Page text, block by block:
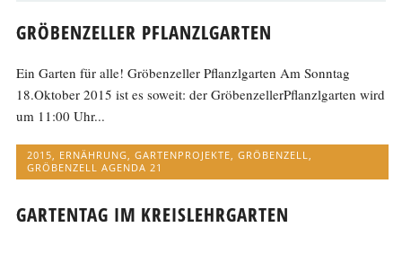
GRÖBENZELLER PFLANZLGARTEN
Ein Garten für alle! Gröbenzeller Pflanzlgarten Am Sonntag
18.Oktober 2015 ist es soweit: der GröbenzellerPflanzlgarten wird
um 11:00 Uhr...
2015, ERNÄHRUNG,GARTENPROJEKTE,GRÖBENZELL,
GRÖBENZELL AGENDA 21
GARTENTAG IM KREISLEHRGARTEN